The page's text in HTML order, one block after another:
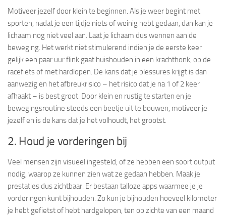
Motiveer jezelf door klein te beginnen. Als je weer begint met
sporten, nadat je een tijdje niets of weinig hebt gedaan, dan kan je
lichaam nog niet veel aan. Laat je lichaam dus wennen aan de
beweging. Het werkt niet stimulerend indien je de eerste keer
gelijk een paar uur flink gaat huishouden in een krachthonk, op de
racefiets of met hardlopen. De kans dat je blessures krijgt is dan
aanwezig en het afbreukrisico – het risico dat je na 1 of 2 keer
afhaakt – is best groot. Door klein en rustig te starten en je
bewegingsroutine steeds een beetje uit te bouwen, motiveer je
jezelf en is de kans dat je het volhoudt, het grootst.
2. Houd je vorderingen bij
Veel mensen zijn visueel ingesteld, of ze hebben een soort output
nodig, waarop ze kunnen zien wat ze gedaan hebben. Maak je
prestaties dus zichtbaar. Er bestaan talloze apps waarmee je je
vorderingen kunt bijhouden. Zo kun je bijhouden hoeveel kilometer
je hebt gefietst of hebt hardgelopen, ten op zichte van een maand